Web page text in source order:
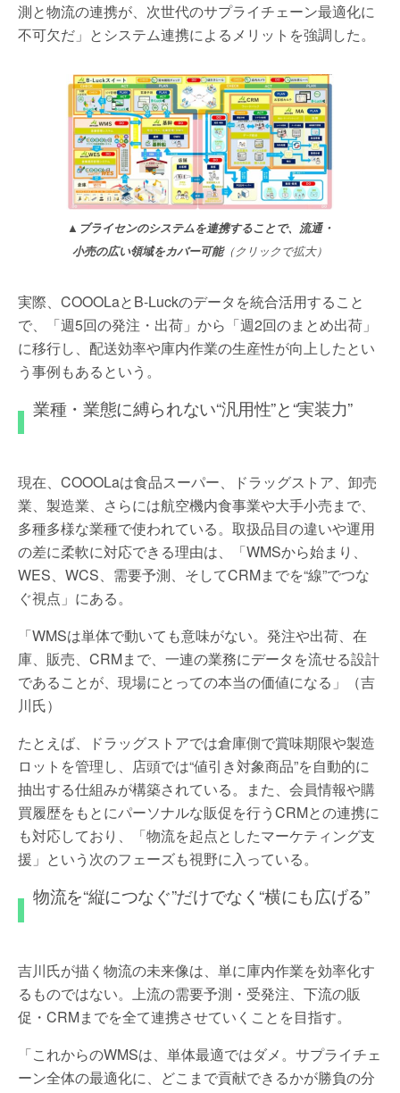
測と物流の連携が、次世代のサプライチェーン最適化に
不可欠だ」とシステム連携によるメリットを強調した。
▲ブライセンのシステムを連携することで、流通・
小売の広い領域をカバー可能（クリックで拡大）
実際、COOOLaとB-Luckのデータを統合活用すること
で、「週5回の発注・出荷」から「週2回のまとめ出荷」
に移行し、配送効率や庫内作業の生産性が向上したとい
う事例もあるという。
業種・業態に縛られない“汎用性”と“実装力”
現在、COOOLaは食品スーパー、ドラッグストア、卸売
業、製造業、さらには航空機内食事業や大手小売まで、
多種多様な業種で使われている。取扱品目の違いや運用
の差に柔軟に対応できる理由は、「WMSから始まり、
WES、WCS、需要予測、そしてCRMまでを“線”でつな
ぐ視点」にある。
「WMSは単体で動いても意味がない。発注や出荷、在
庫、販売、CRMまで、一連の業務にデータを流せる設計
であることが、現場にとっての本当の価値になる」（吉
川氏）
たとえば、ドラッグストアでは倉庫側で賞味期限や製造
ロットを管理し、店頭では“値引き対象商品”を自動的に
抽出する仕組みが構築されている。また、会員情報や購
買履歴をもとにパーソナルな販促を行うCRMとの連携に
も対応しており、「物流を起点としたマーケティング支
援」という次のフェーズも視野に入っている。
物流を“縦につなぐ”だけでなく“横にも広げる”
吉川氏が描く物流の未来像は、単に庫内作業を効率化す
るものではない。上流の需要予測・受発注、下流の販
促・CRMまでを全て連携させていくことを目指す。
「これからのWMSは、単体最適ではダメ。サプライチェ
ーン全体の最適化に、どこまで貢献できるかが勝負の分